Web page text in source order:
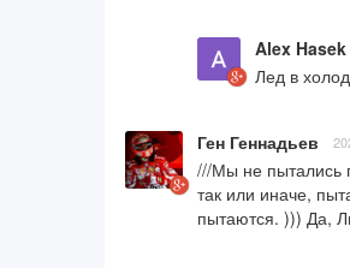
Alex Hasek
Лед в
Ген Геннадьев
///Мы не пытались
так или иначе,
пытаются. ))) Да,